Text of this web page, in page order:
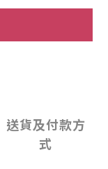
送貨及付款方
式